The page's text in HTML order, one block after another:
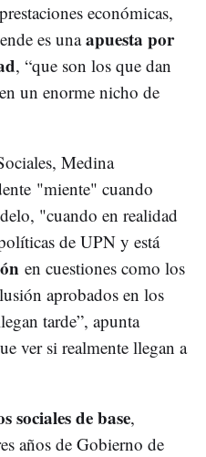
económicas,
es unaapuesta por
, “que son los que dan
un enorme nicho de
Medina
"miente" cuando
"cuando en realidad
de UPN y está
en cuestiones como los
aprobados en los
tarde”, apunta
ver si realmente llegan a
sociales de base,
años de Gobierno de